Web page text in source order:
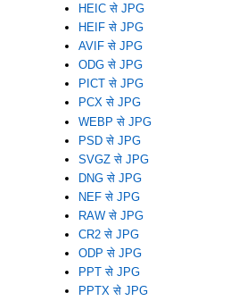
HEIC से JPG
HEIF से JPG
AVIF से JPG
ODG से JPG
PICT से JPG
PCX से JPG
WEBP से JPG
PSD से JPG
SVGZ से JPG
DNG से JPG
NEF से JPG
RAW से JPG
CR2 से JPG
ODP से JPG
PPT से JPG
PPTX से JPG